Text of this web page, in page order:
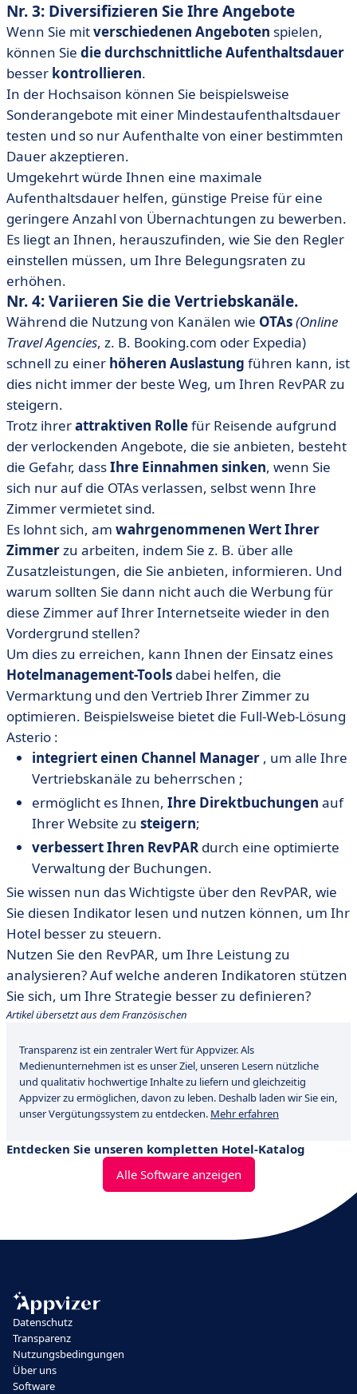
Nr. 3: Diversifizieren Sie Ihre Angebote
Wenn Sie mitverschiedenen Angeboten spielen,
können Sie die durchschnittliche Aufenthaltsdauer
besser kontrollieren.
In der Hochsaison können Sie beispielsweise
Sonderangebote mit einer Mindestaufenthaltsdauer
testen und so nur Aufenthalte von einer bestimmten
Dauer akzeptieren.
Umgekehrt würde Ihnen eine maximale
Aufenthaltsdauer helfen, günstige Preise für eine
geringere Anzahl von Übernachtungen zu bewerben.
Es liegt an Ihnen, herauszufinden, wie Sie den Regler
einstellen müssen, um Ihre Belegungsraten zu
erhöhen.
Nr. 4: Variieren Sie die Vertriebskanäle.
Während die Nutzung von Kanälen wie OTAs(Online
Travel Agencies, z. B. Booking.com oder Expedia)
schnell zu einer höheren Auslastung führen kann, ist
dies nicht immer der beste Weg, um Ihren RevPAR zu
steigern.
Trotz ihrerattraktiven Rollefür Reisende aufgrund
der verlockenden Angebote, die sie anbieten, besteht
die Gefahr, dassIhre Einnahmen sinken, wenn Sie
sich nur auf die OTAs verlassen, selbst wenn Ihre
Zimmer vermietet sind.
Es lohnt sich, am wahrgenommenen Wert Ihrer
Zimmerzu arbeiten, indem Sie z. B. über alle
Zusatzleistungen, die Sie anbieten, informieren. Und
warum sollten Sie dann nicht auch die Werbung für
diese Zimmer auf Ihrer Internetseite wieder in den
Vordergrund stellen?
Um dies zu erreichen, kann Ihnen der Einsatz eines
Hotelmanagement-Tools dabei helfen, die
Vermarktung und den Vertrieb Ihrer Zimmer zu
optimieren. Beispielsweise bietet die Full-Web-Lösung
Asterio :
integriert einen Channel Manager , um alle Ihre
Vertriebskanäle zu beherrschen ;
ermöglicht es Ihnen, Ihre Direktbuchungen auf
Ihrer Website zu steigern;
verbessert Ihren RevPAR durch eine optimierte
Verwaltung der Buchungen.
Sie wissen nun das Wichtigste über den RevPAR, wie
Sie diesen Indikator lesen und nutzen können, um Ihr
Hotel besser zu steuern.
Nutzen Sie den RevPAR, um Ihre Leistung zu
analysieren? Auf welche anderen Indikatoren stützen
Sie sich, um Ihre Strategie besser zu definieren?
Artikel übersetzt aus dem Französischen
Transparenz ist ein zentraler Wert für Appvizer. Als
Medienunternehmen ist es unser Ziel, unseren Lesern nützliche
und qualitativ hochwertige Inhalte zu liefern und gleichzeitig
Appvizer zu ermöglichen, davon zu leben. Deshalb laden wir Sie ein,
unser Vergütungssystem zu entdecken. Mehr erfahren
Entdecken Sie unseren kompletten Hotel-Katalog
Alle Software anzeigen
Datenschutz
Transparenz
Nutzungsbedingungen
Über uns
Software